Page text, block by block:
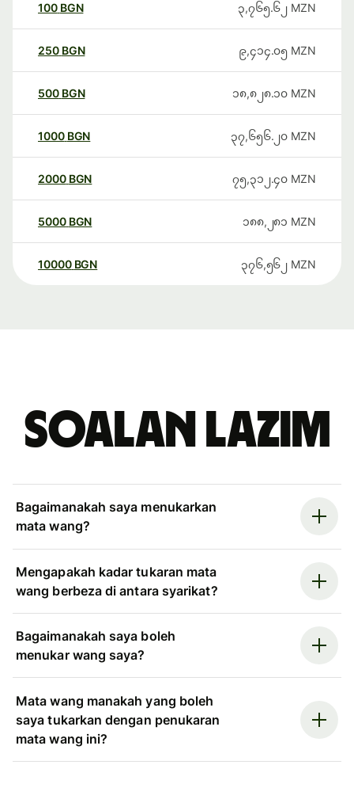
100 BGN ၃,၇၆၅.၆၂ MZN
250 BGN ၉,၄၁၄.၀၅ MZN
500 BGN ၁၈,၈၂၈.၁၀ MZN
1000 BGN ၃၇,၆၅၆.၂၀ MZN
2000 BGN ၇၅,၃၁၂.၄၀ MZN
5000 BGN ၁၈၈,၂၈၁ MZN
10000 BGN ၃၇၆,၅၆၂ MZN
Soalan Lazim
Bagaimanakah saya menukarkan
mata wang?
Mengapakah kadar tukaran mata
wang berbeza di antara syarikat?
Bagaimanakah saya boleh
menukar wang saya?
Mata wang manakah yang boleh
saya tukarkan dengan penukaran
mata wang ini?